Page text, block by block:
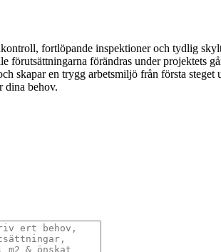
fortlöpande inspektioner och tydlig
förändras under projektets
skapar en trygg arbetsmiljö från första
dina behov.